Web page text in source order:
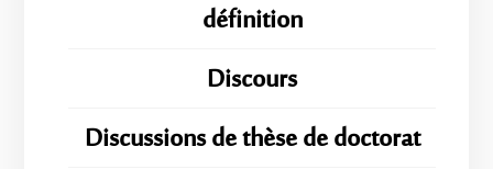
définition
Discours
Discussions de thèse de doctorat